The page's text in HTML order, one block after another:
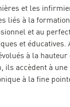
et les
liés à la
et au
et éducatives.
à la hauteur
ils accèdent à une
à la fine